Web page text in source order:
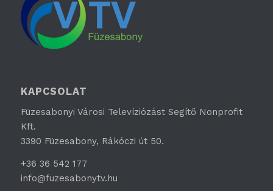
KAPCSOLAT
Füzesabonyi Városi Televíziózást Segítő Nonprofit
Kft.
3390 Füzesabony, Rákóczi út 50.
+36 36 542 177
info@fuzesabonytv.hu